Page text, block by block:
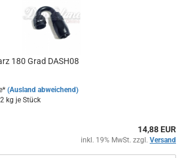
180 Grad DASH08
(Ausland abweichend)
kg je Stück
14,88 EUR
inkl. 19% MwSt. zzgl. Versand